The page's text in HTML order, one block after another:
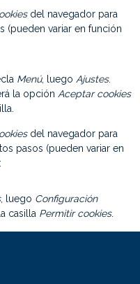
del navegador para
(pueden variar en función
Menú, luego Ajustes.
la opción Aceptar cookies
del navegador para
pasos (pueden variar en
, luego Configuración
casilla Permitir cookies.